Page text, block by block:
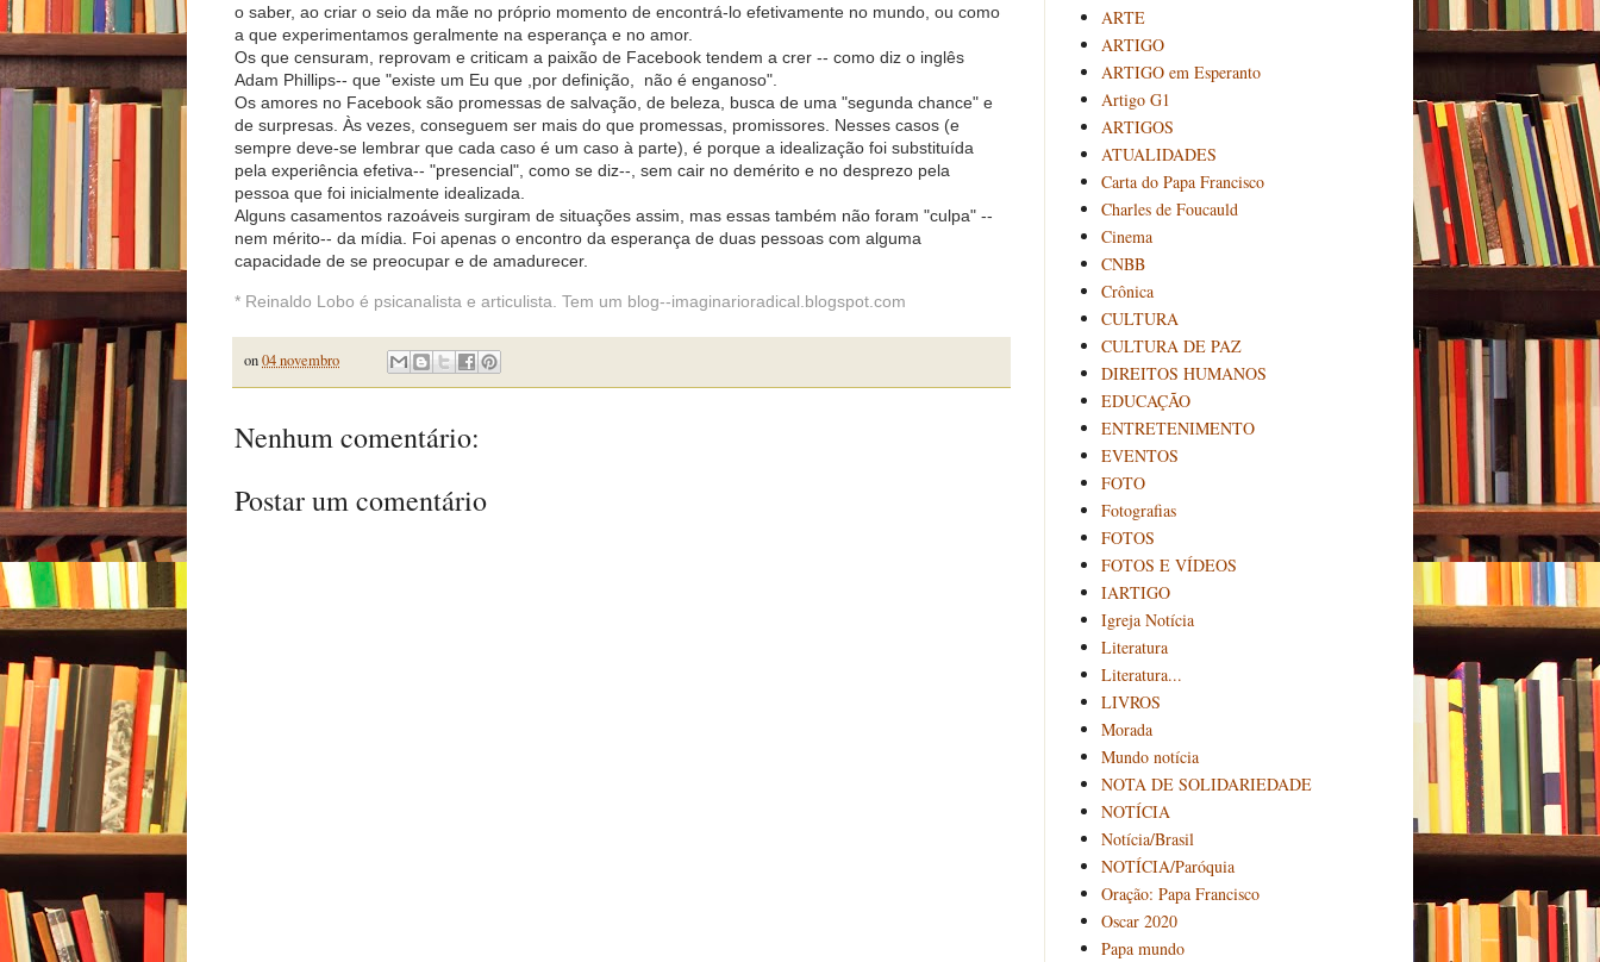
o saber, ao criar o seio da mãe no próprio momento de encontrá-lo efetivamente no mundo, ou como
a que experimentamos geralmente na esperança e no amor.
Os que censuram, reprovam e criticam a paixão de Facebook tendem a crer -- como diz o inglês
Adam Phillips-- que "existe um Eu que ,por definição, não é enganoso".
Os amores no Facebook são promessas de salvação, de beleza, busca de uma "segunda chance" e
de surpresas. Às vezes, conseguem ser mais do que promessas, promissores. Nesses casos (e
sempre deve-se lembrar que cada caso é um caso à parte), é porque a idealização foi substituída
pela experiência efetiva-- "presencial", como se diz--, sem cair no demérito e no desprezo pela
pessoa que foi inicialmente idealizada.
Alguns casamentos razoáveis surgiram de situações assim, mas essas também não foram "culpa" --
nem mérito-- da mídia. Foi apenas o encontro da esperança de duas pessoas com alguma
capacidade de se preocupar e de amadurecer.
* Reinaldo Lobo é psicanalista e articulista. Tem um blog--imaginarioradical.blogspot.com
on04 novembro
Nenhum comentário:
Postar um comentário
ARTE
ARTIGO
ARTIGO em Esperanto
Artigo G1
ARTIGOS
ATUALIDADES
Carta do Papa Francisco
Charles de Foucauld
Cinema
CNBB
Crônica
CULTURA
CULTURA DE PAZ
DIREITOS HUMANOS
EDUCAÇÃO
ENTRETENIMENTO
EVENTOS
FOTO
Fotografias
FOTOS
FOTOS E VÍDEOS
IARTIGO
Igreja Notícia
Literatura
Literatura...
LIVROS
Morada
Mundo notícia
NOTA DE SOLIDARIEDADE
NOTÍCIA
Notícia/Brasil
NOTÍCIA/Paróquia
Oração: Papa Francisco
Oscar 2020
Papa mundo